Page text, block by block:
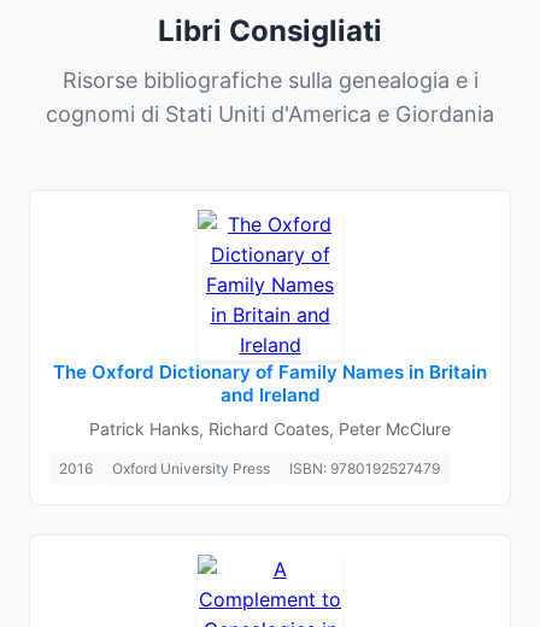
Libri Consigliati
Risorse bibliografiche sulla genealogia e i
cognomi di Stati Uniti d'America e Giordania
The Oxford Dictionary of Family Names in Britain
and Ireland
Patrick Hanks, Richard Coates, Peter McClure
2016 Oxford University Press ISBN: 9780192527479